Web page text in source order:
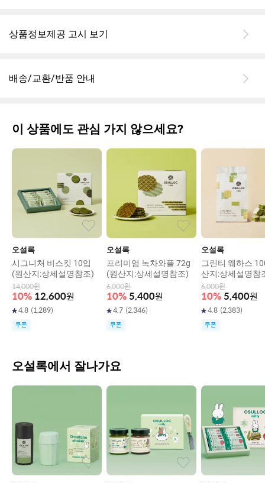
상품정보제공 고시 보기
배송/교환/반품 안내
이 상품에도 관심 가지 않으세요?
오설록
시그니처 비스킷 10입
(원산지:상세설명참조)
14,000원
10% 12,600원
4.8 (1,289)
쿠폰
오설록
프리미엄 녹차와플 72g
(원산지:상세설명참조)
6,000원
10% 5,400원
4.7 (2,346)
쿠폰
오설록
그린티 웨하스
산지:상세설명참
6,000원
10% 5,400원
4.8 (2,383)
쿠폰
오설록에서 잘나가요